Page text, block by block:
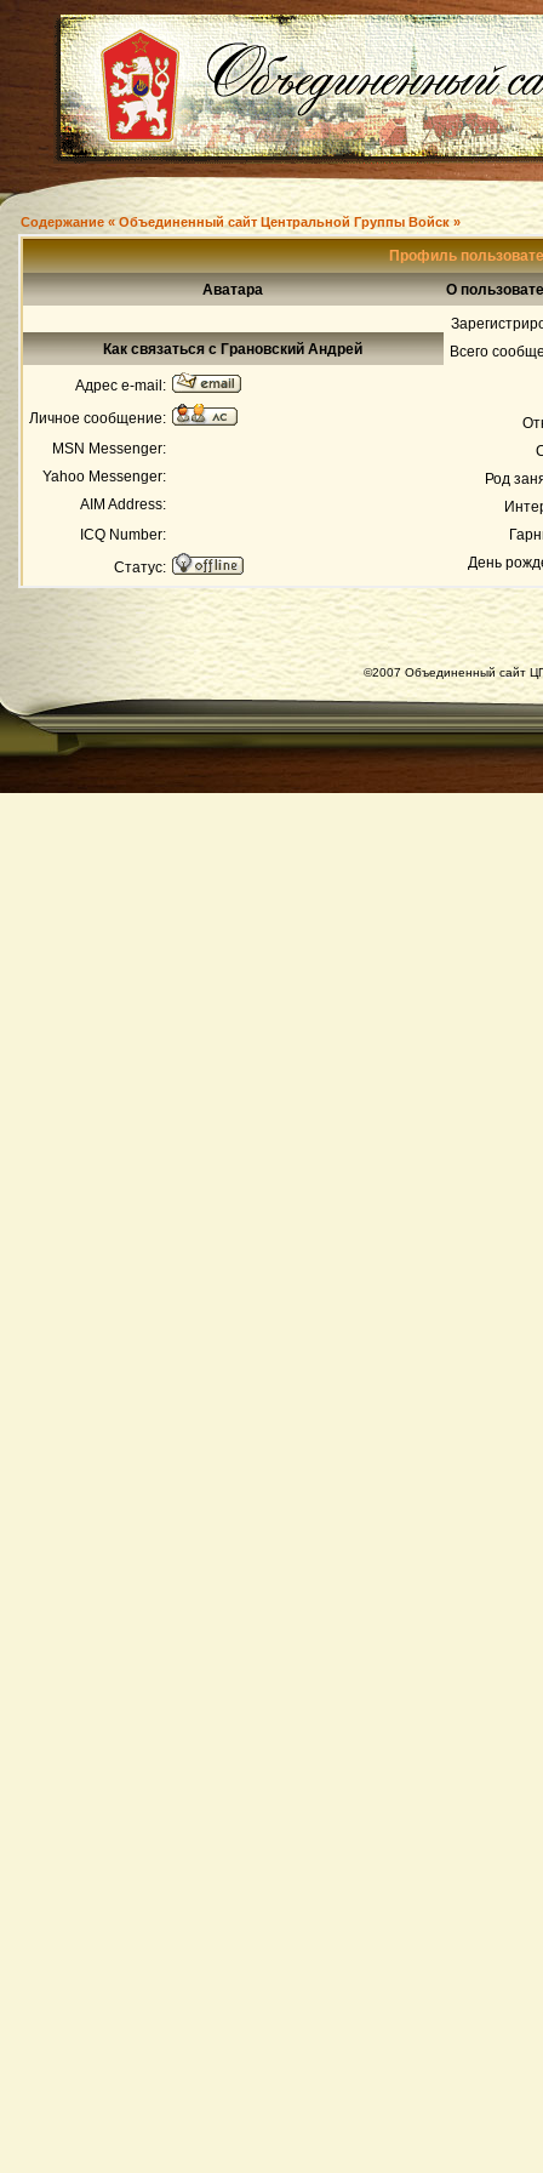
Содержание « Объединенный сайт Центральной Группы Войск »
Профиль
Аватара
О
Всего
Род
День
Как связаться с Грановский Андрей
Адрес e-mail:
Личное сообщение:
MSN Messenger:
Yahoo Messenger:
AIM Address:
ICQ Number:
Статус:
©2007 Объединенный сайт